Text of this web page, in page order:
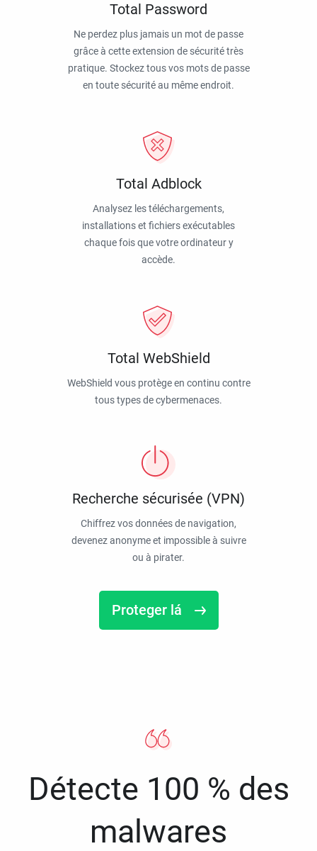
Total Password
Ne perdez plus jamais un mot de passe
grâce à cette extension de sécurité très
pratique. Stockez tous vos mots de passe
en toute sécurité au même endroit.
Total Adblock
Analysez les téléchargements,
installations et fichiers exécutables
chaque fois que votre ordinateur y
accède.
Total WebShield
WebShield vous protège en continu contre
tous types de cybermenaces.
Recherche sécurisée (VPN)
Chiffrez vos données de navigation,
devenez anonyme et impossible à suivre
ou à pirater.
Proteger lá
Détecte 100 % des
malwares